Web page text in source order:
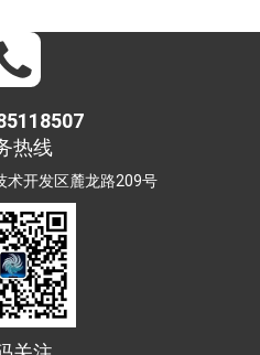
热线
术开发区麓龙路209号